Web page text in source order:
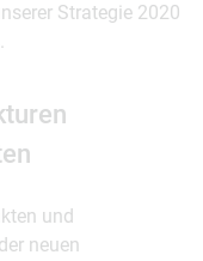
Strategie 2020
und
neuen